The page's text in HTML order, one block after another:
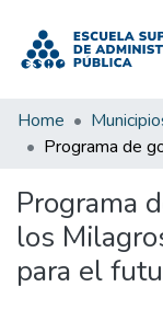
Home
Programa
los
para el